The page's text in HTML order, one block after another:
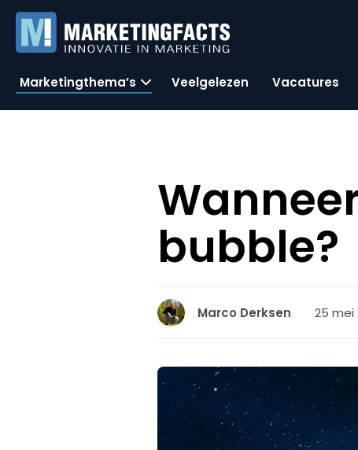
Marketingthema’s Veelgelezen Vacatures
bubble?
Marco Derksen 25 mei